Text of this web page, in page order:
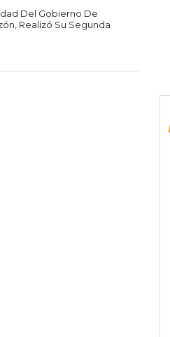
Del Gobierno De
Realizó Su Segunda